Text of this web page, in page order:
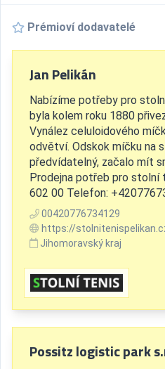
Prémioví dodavatelé
Jan Pelikán
Nabízíme potřeby pro
byla kolem roku 1880
Vynález celuloidového
odvětví. Odskok míčku na
předvídatelný, začalo mít
Prodejna potřeb pro stolní
602 00 Telefon:
00420776734129
https://
Jihomoravský kraj
Possitz logistic park